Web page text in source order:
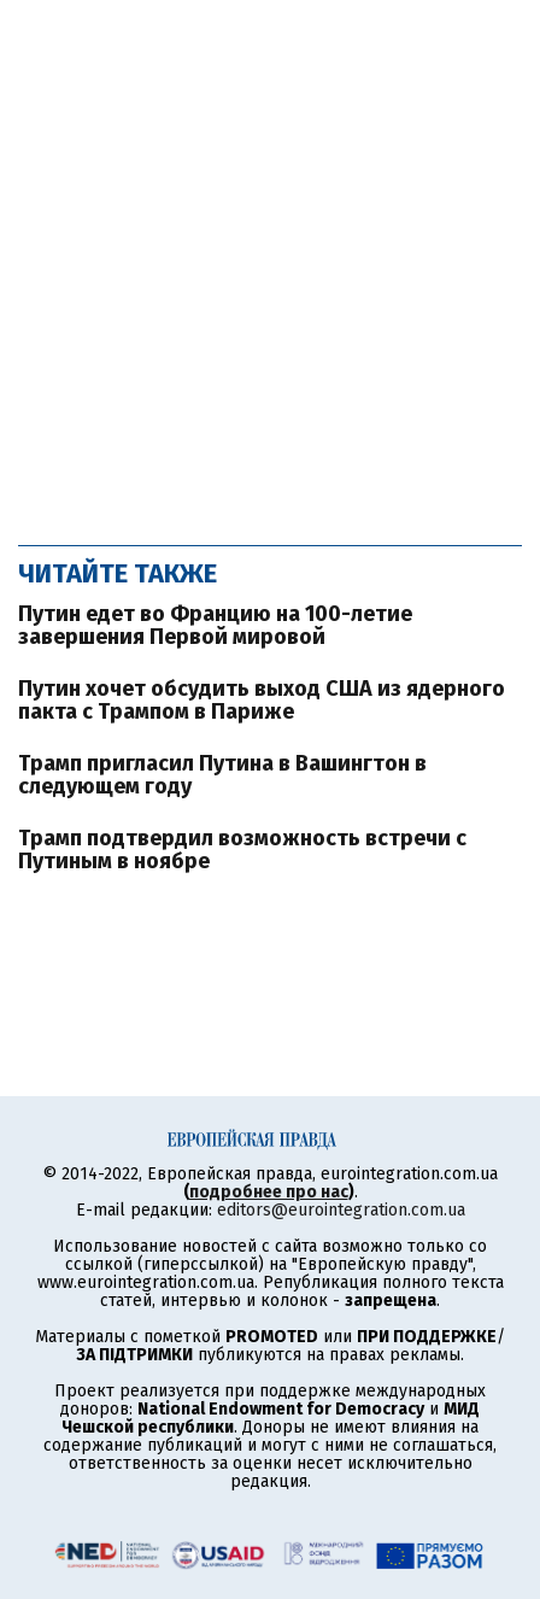
ЧИТАЙТЕ ТАКЖЕ
Путин едет во Францию ​​на 100-летие
завершения Первой мировой
Путин хочет обсудить выход США из ядерного
пакта с Трампом в Париже
Трамп пригласил Путина в Вашингтон в
следующем году
Трамп подтвердил возможность встречи с
Путиным в ноябре
© 2014-2022, Европейская правда, eurointegration.com.ua
(подробнее про нас).
E-mail редакции: editors@eurointegration.com.ua
Использование новостей с сайта возможно только со
ссылкой (гиперссылкой) на "Европейскую правду",
www.eurointegration.com.ua. Републикация полного текста
статей, интервью и колонок - запрещена.
Материалы с пометкой PROMOTED или ПРИ ПОДДЕРЖКЕ/
ЗА ПІДТРИМКИ публикуются на правах рекламы.
Проект реализуется при поддержке международных
доноров: National Endowment for Democracyи МИД
Чешской республики. Доноры не имеют влияния на
содержание публикаций и могут с ними не соглашаться,
ответственность за оценки несет исключительно
редакция.